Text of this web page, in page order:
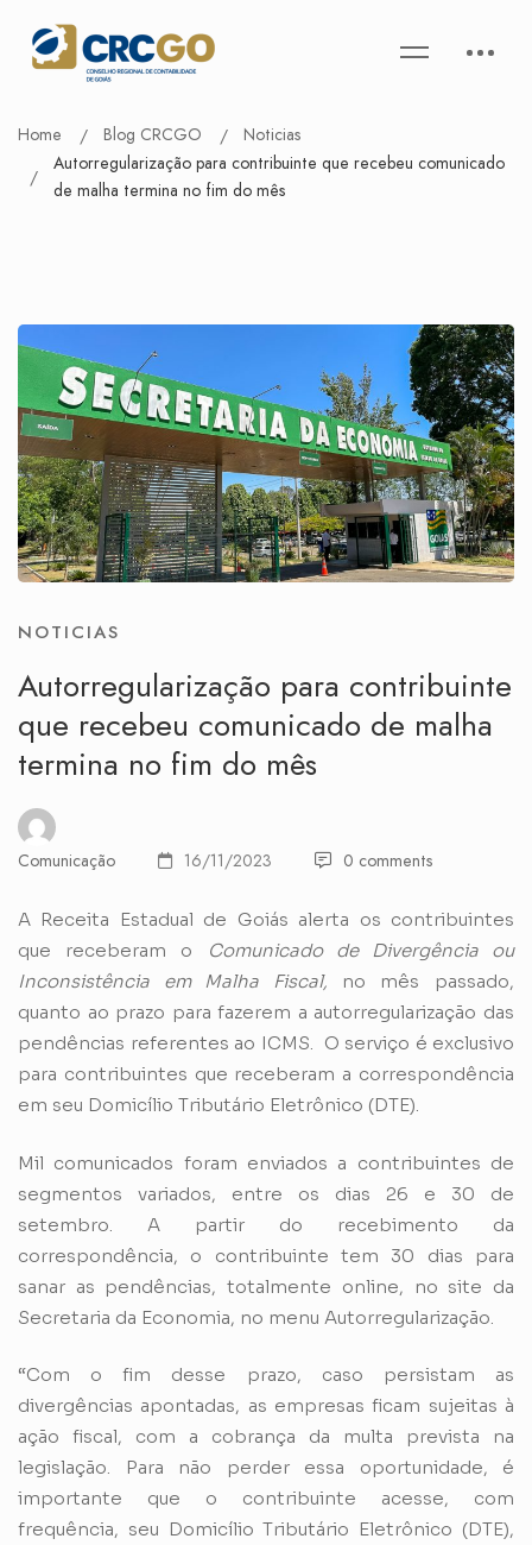
Home Blog CRCGO
Noticias
Autorregularização para contribuinte que recebeu comunicado
de malha termina no fim do mês
NOTICIAS
Autorregularização para contribuinte
que recebeu comunicado de malha
termina no fim do mês
Comunicação 16/11/2023 0 comments
A Receita Estadual de Goiás alerta os contribuintes
que receberam o
Comunicado de Divergência ou
Inconsistência em Malha Fiscal,
no mês passado,
quanto ao prazo para fazerem a autorregularização das
pendências referentes ao ICMS. O serviço é exclusivo
para contribuintes que receberam a correspondência
em seu Domicílio Tributário Eletrônico (DTE).
Mil comunicados foram enviados a contribuintes de
segmentos variados, entre os dias 26 e 30 de
setembro. A partir do recebimento da
correspondência, o contribuinte tem 30 dias para
sanar as pendências, totalmente online, no site da
Secretaria da Economia, no menu Autorregularização.
“Com o fim desse prazo, caso persistam as
divergências apontadas, as empresas ficam sujeitas à
ação fiscal, com a cobrança da multa prevista na
legislação. Para não perder essa oportunidade, é
importante que o contribuinte acesse, com
frequência, seu Domicílio Tributário Eletrônico (DTE),